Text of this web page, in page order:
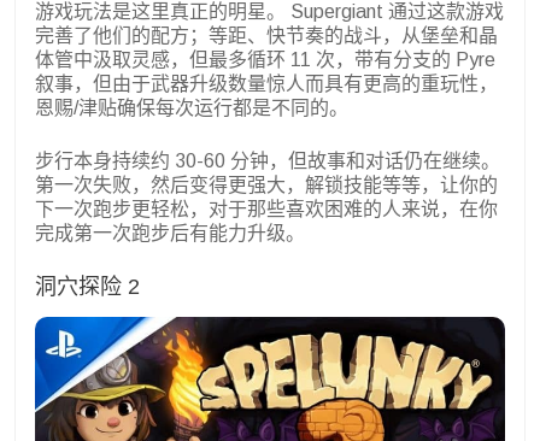
游戏玩法是这里真正的明星。 Supergiant 通过这款游戏
完善了他们的配方；等距、快节奏的战斗，从堡垒和晶
体管中汲取灵感，但最多循环 11 次，带有分支的 Pyre
叙事，但由于武器升级数量惊人而具有更高的重玩性，
恩赐/津贴确保每次运行都是不同的。
步行本身持续约 30-60 分钟，但故事和对话仍在继续。
第一次失败，然后变得更强大，解锁技能等等，让你的
下一次跑步更轻松，对于那些喜欢困难的人来说，在你
完成第一次跑步后有能力升级。
洞穴探险 2